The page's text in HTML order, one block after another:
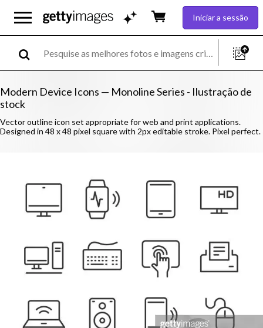
Iniciar a sessão
Modern Device Icons — Monoline Series - Ilustração de
stock
Vector outline icon set appropriate for web and print applications.
Designed in 48 x 48 pixel square with 2px editable stroke. Pixel perfect.